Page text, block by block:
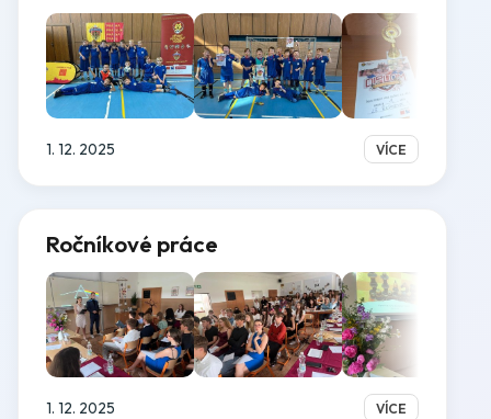
1. 12. 2025 VÍCE
Ročníkové práce
1. 12. 2025 VÍCE